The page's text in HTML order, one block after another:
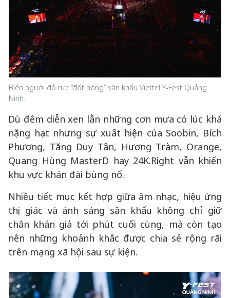
Biển người đỏ rực “đốt nóng” sân khấu Viettel Y-Fest Quảng
Ninh.
Dù đêm diễn xen lẫn những cơn mưa có lúc khá
nặng hạt nhưng sự xuất hiện của Soobin, Bích
Phương, Tăng Duy Tân, Hương Tràm, Orange,
Quang Hùng MasterD hay 24K.Right vẫn khiến
khu vực khán đài bùng nổ.
Nhiều tiết mục kết hợp giữa âm nhạc, hiệu ứng
thị giác và ánh sáng sân khấu không chỉ giữ
chân khán giả tới phút cuối cùng, mà còn tạo
nên những khoảnh khắc được chia sẻ rộng rãi
trên mạng xã hội sau sự kiện.